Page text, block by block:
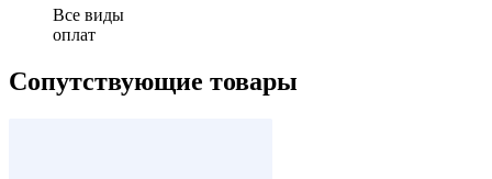
Все виды
оплат
Сопутствующие товары